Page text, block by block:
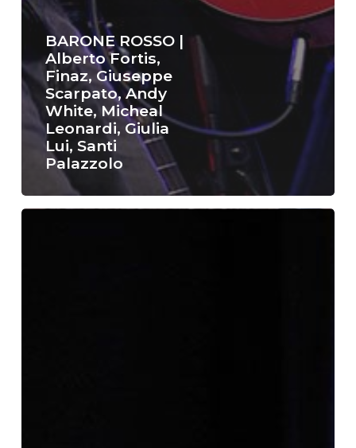
BARONE ROSSO |
Alberto Fortis,
Finaz, Giuseppe
Scarpato, Andy
White, Micheal
Leonardi, Giulia
Lui, Santi
Palazzolo